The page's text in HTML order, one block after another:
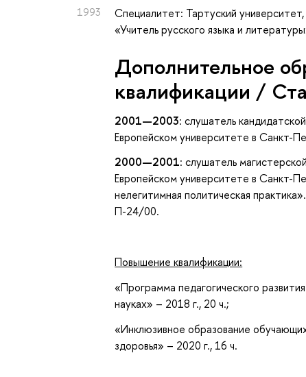
1993
Специалитет: Тартуский университет,
«Учитель русского языка и
Дополнительное
квалификации /
2001—2003: слушатель
Европейском университете в Санкт-
2000—2001: слушатель
Европейском университете в Санкт-
нелегитимная политическая
П-24/00.
Повышение квалификации:
«Программа педагогического
науках» – 2018 г., 20 ч.;
«Инклюзивное образование
здоровья» – 2020 г., 16 ч.